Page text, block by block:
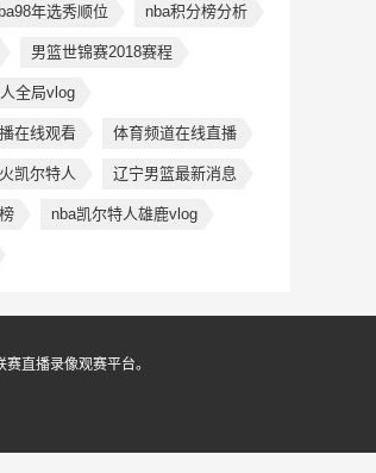
年选秀顺位 nba积分榜分析
男篮世锦赛2018赛程
全局vlog
在线观看 体育频道在线直播
凯尔特人 辽宁男篮最新消息
nba凯尔特人雄鹿vlog
直播录像观赛平台。